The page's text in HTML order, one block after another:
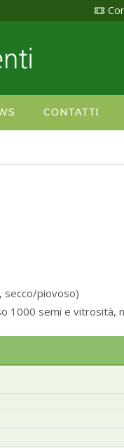
CONTATTI
secco/piovoso)
1000 semi e vitrosità,